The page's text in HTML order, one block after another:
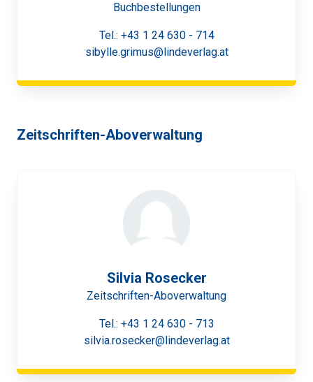
Buchbestellungen
Tel.: +43 1 24 630 - 714
sibylle.grimus@lindeverlag.at
Zeitschriften-Aboverwaltung
Silvia Rosecker
Zeitschriften-Aboverwaltung
Tel.: +43 1 24 630 - 713
silvia.rosecker@lindeverlag.at